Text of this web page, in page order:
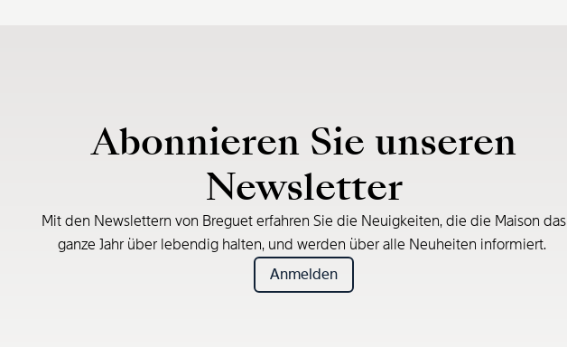
Abonnieren Sie unseren
Newsletter
Mit den Newslettern von Breguet erfahren Sie die Neuigkeiten, die die Maison das
ganze Jahr über lebendig halten, und werden über alle Neuheiten informiert.
Anmelden